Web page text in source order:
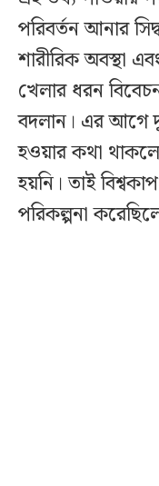
পরিবর্তন আনার
শারীরিক অবস্থা
খেলার ধরন
বদলান। এর আগে
হওয়ার কথা
হয়নি। তাই
পরিকল্পনা